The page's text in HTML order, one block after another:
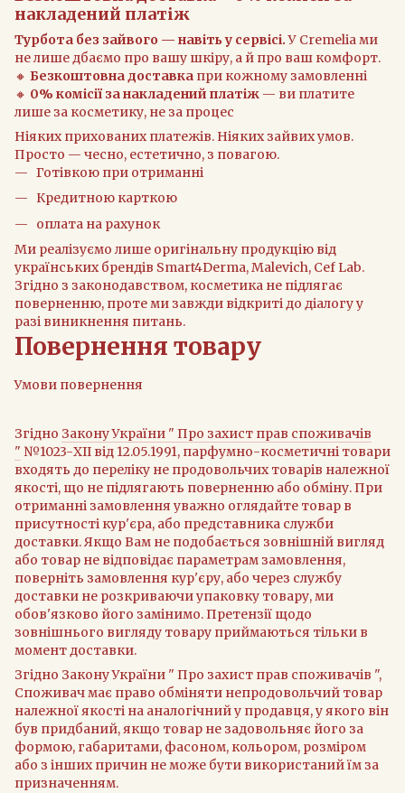
накладений платіж
Турбота без зайвого — навіть у сервісі.У Cremelia ми
не лише дбаємо про вашу шкіру, а й про ваш комфорт.
🔸 Безкоштовна доставка при кожному замовленні
🔸 0% комісії за накладений платіж — ви платите
лише за косметику, не за процес
Ніяких прихованих платежів. Ніяких зайвих умов.
Просто — чесно, естетично, з повагою.
Готівкою при отриманні
Кредитною карткою
оплата на рахунок
Ми реалізуємо лише оригінальну продукцію від
українських брендів Smart4Derma, Malevich, Cef Lab.
Згідно з законодавством, косметика не підлягає
поверненню, проте ми завжди відкриті до діалогу у
разі виникнення питань.
Повернення товару
Умови повернення
Згідно Закону України " Про захист прав споживачів
" №1023-XII від 12.05.1991, парфумно-косметичні товари
входять до переліку не продовольчих товарів належної
якості, що не підлягають поверненню або обміну. При
отриманні замовлення уважно оглядайте товар в
присутності кур'єра, або представника служби
доставки. Якщо Вам не подобається зовнішній вигляд
або товар не відповідає параметрам замовлення,
поверніть замовлення кур'єру, або через службу
доставки не розкриваючи упаковку товару, ми
обов'язково його замінимо. Претензії щодо
зовнішнього вигляду товару приймаються тільки в
момент доставки.
Згідно Закону України " Про захист прав споживачів ",
Споживач має право обміняти непродовольчий товар
належної якості на аналогічний у продавця, у якого він
був придбаний, якщо товар не задовольняє його за
формою, габаритами, фасоном, кольором, розміром
або з інших причин не може бути використаний їм за
призначенням.